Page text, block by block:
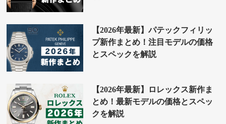
【2026年最新】パテックフィリッ
プ新作まとめ！注目モデルの価格
とスペックを解説
【2026年最新】ロレックス新作ま
とめ！最新モデルの価格とスペッ
クを解説